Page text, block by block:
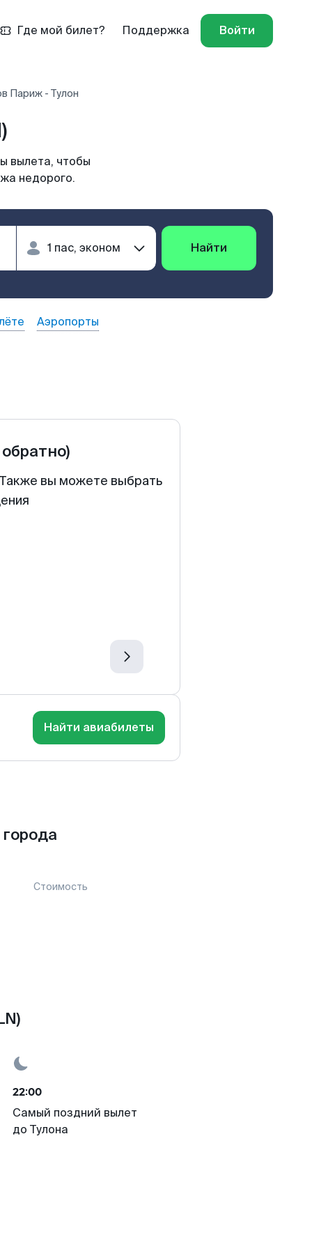
Где мой билет? Поддержка Войти
Париж - Тулон
вылета, чтобы
недорого.
Найти
Аэропорты
вы можете выбрать
Найти авиабилеты
Стоимость
22:00
Самый поздний вылет
до Тулона